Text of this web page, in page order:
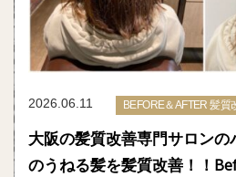
2026.06.11 BEFORE＆AFTER 髪質
大阪の髪質改善専門サロンの
のうねる髪を髪質改善！！